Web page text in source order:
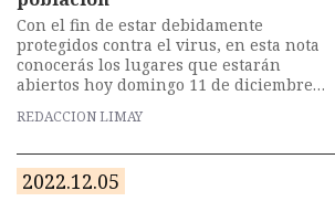
Con el fin de estar debidamente
protegidos contra el virus, en esta nota
conocerás los lugares que estarán
abiertos hoy domingo 11 de diciembre
REDACCION LIMAY
2022.12.05